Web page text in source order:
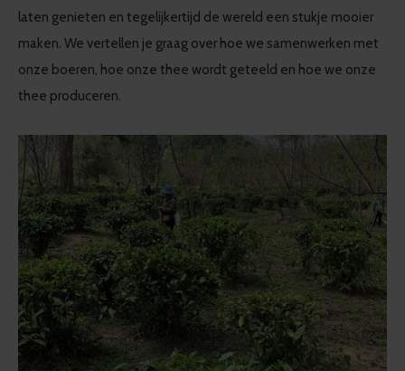
laten genieten en tegelijkertijd de wereld een stukje mooier
maken. We vertellen je graag over hoe we samenwerken met
onze boeren, hoe onze thee wordt geteeld en hoe we onze
thee produceren.